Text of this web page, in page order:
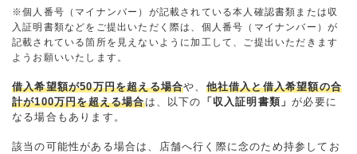
※個人番号（マイナンバー）が記載されている本人確認書類または収
入証明書類などをご提出いただく際は、個人番号（マイナンバー）が
記載されている箇所を見えないように加工して、ご提出いただきます
ようお願いいたします。
借入希望額が50万円を超える場合や、 他社借入と借入希望額の合
計が100万円を超える場合は、以下の 「収入証明書類」が必要に
なる場合もあります。
該当の可能性がある場合は、店舗へ行く際に念のため持参してお